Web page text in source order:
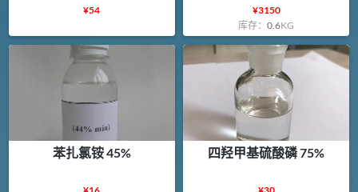
¥54 ¥3150
库存：0.6KG
苯扎氯铵 45% 四羟甲基硫酸磷 75%